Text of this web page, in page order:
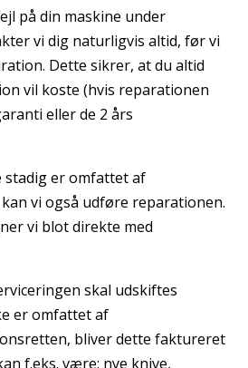
på din maskine under
vi dig naturligvis altid, før vi
Dette sikrer, at du altid
vil koste (hvis reparationen
eller de 2 års
stadig er omfattet af
vi også udføre reparationen.
vi blot direkte med
skal udskiftes
er omfattet af
bliver dette faktureret
f.eks. være: nye knive,